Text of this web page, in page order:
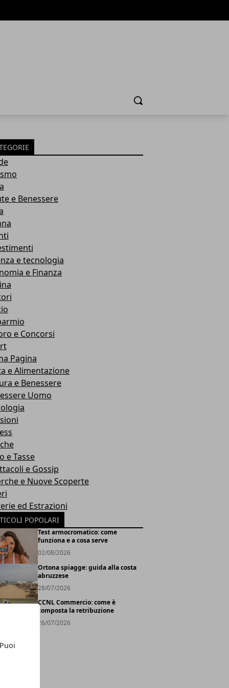
Cerca
e Benessere
e tecnologia
e Finanza
e Concorsi
Pagina
e Alimentazione
e Benessere
Uomo
e Tasse
e Gossip
e Nuove Scoperte
ed Estrazioni
POPOLARI
Test armocromatico: come
funziona e a cosa serve
02/08/2026
Ortona spiagge: guida alla costa
abruzzese
28/07/2026
CCNL Commercio: come è
composta la retribuzione
26/07/2026